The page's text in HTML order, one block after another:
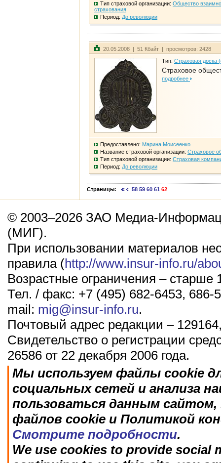
Тип страховой организации: Общество
страхования
Период: До революции
20.05.2008 | 51 Кбайт | просмотров: 2428
Тип: Страховая доска
Страховое
подробнее
Предоставлено: Марина Моисеенко
Название страховой организации: Страховое
Тип страховой организации: Страховая
Период: До революции
Страницы: 58 59 60 61 62
© 2003–2026 ЗАО Медиа-
(МИГ).
При использовании материалов
правила (http://www.insur-info.ru/
Возрастные ограничения – старше
Тел. / факс: +7 (495) 682-6453, 686-
mail: mig@insur-info.ru.
Почтовый адрес редакции –
Свидетельство о регистрации
26586 от 22 декабря 2006 года.
Мы используем файлы cookie
социальных сетей и анализа
пользоваться данным
файлов cookie и Политикой
Смотрите подробности.
We use cookies to provide social